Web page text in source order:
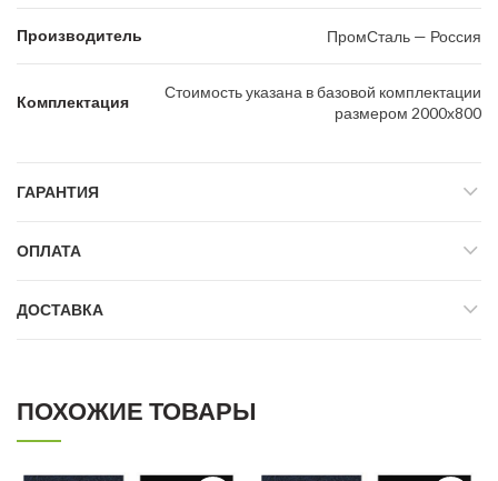
Производитель ПромСталь — Россия
Комплектация
Стоимость указана в базовой комплектации
размером 2000х800
ГАРАНТИЯ
ОПЛАТА
ДОСТАВКА
ПОХОЖИЕ ТОВАРЫ